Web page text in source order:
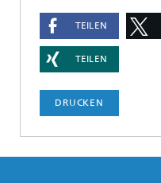
TEILEN
TEILEN
DRUCKEN